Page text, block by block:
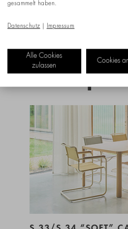
New
gesammelt haben.
Datenschutz Impressum
Alle Cookies
zulassen
Cookies